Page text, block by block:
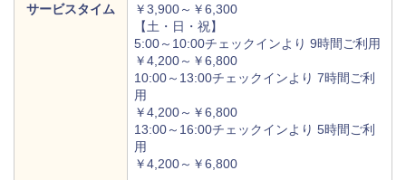
サービスタイム
￥3,900～￥6,300
【土・日・祝】
5:00～10:00チェックインより 9時間ご利用
￥4,200～￥6,800
10:00～13:00チェックインより 7時間ご利
用
￥4,200～￥6,800
13:00～16:00チェックインより 5時間ご利
用
￥4,200～￥6,800